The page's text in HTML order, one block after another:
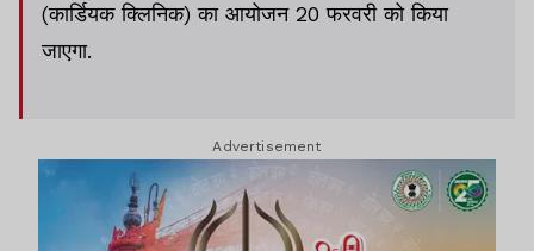
(कार्डियक क्लिनिक) का आयोजन 20 फरवरी को किया
जाएगा.
Advertisement